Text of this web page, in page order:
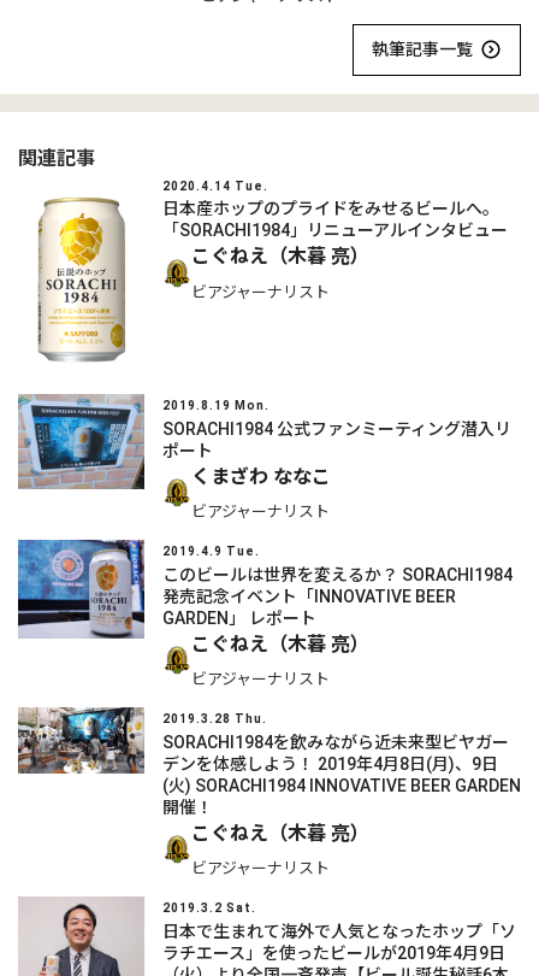
執筆記事一覧
関連記事
2020.4.14 Tue.
日本産ホップのプライドをみせるビールへ。
「SORACHI1984」リニューアルインタビュー
こぐねえ（木暮 亮）
ビアジャーナリスト
2019.8.19 Mon.
SORACHI1984 公式ファンミーティング潜入リ
ポート
くまざわ ななこ
ビアジャーナリスト
2019.4.9 Tue.
このビールは世界を変えるか？ SORACHI1984
発売記念イベント「INNOVATIVE BEER
GARDEN」 レポート
こぐねえ（木暮 亮）
ビアジャーナリスト
2019.3.28 Thu.
SORACHI1984を飲みながら近未来型ビヤガー
デンを体感しよう！ 2019年4月8日(月)、9日
(火) SORACHI1984 INNOVATIVE BEER GARDEN
開催！
こぐねえ（木暮 亮）
ビアジャーナリスト
2019.3.2 Sat.
日本で生まれて海外で人気となったホップ「ソ
ラチエース」を使ったビールが2019年4月9日